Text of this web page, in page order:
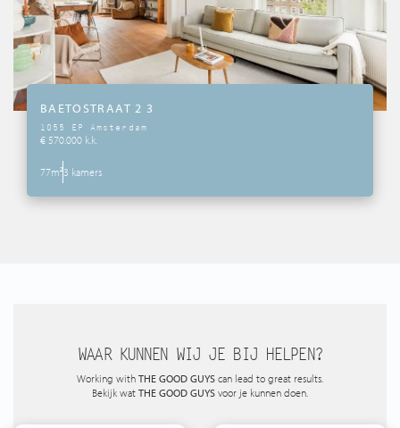
BAETOSTRAAT 2 3
1055 EP Amsterdam
€ 570.000 k.k.
77m²3 kamers
WAAR KUNNEN WIJ JE BIJ HELPEN?
Working with THE GOOD GUYS can lead to great results.
Bekijk wat THE GOOD GUYS voor je kunnen doen.